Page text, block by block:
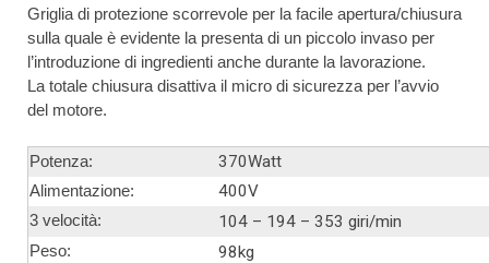
Griglia di protezione scorrevole per la facile apertura/chiusura
sulla quale è evidente la presenta di un piccolo invaso per
l’introduzione di ingredienti anche durante la lavorazione.
La totale chiusura disattiva il micro di sicurezza per l’avvio
del motore.
Potenza: 370Watt
Alimentazione: 400V
3 velocità: 104 – 194 – 353 giri/min
Peso: 98kg